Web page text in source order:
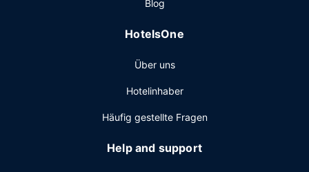
Blog
HotelsOne
Über uns
Hotelinhaber
Häufig gestellte Fragen
Help and support